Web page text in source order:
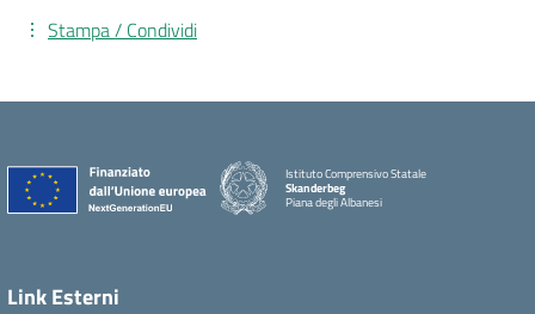
Stampa / Condividi
Istituto Comprensivo Statale
Skanderbeg
Piana degli Albanesi
Link Esterni